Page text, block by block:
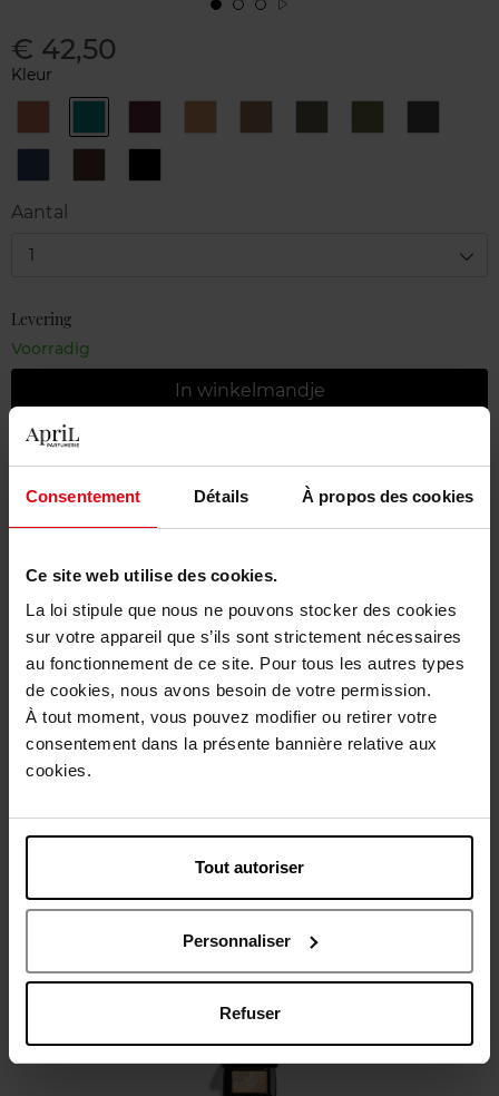
Consentement Détails À propos des cookies
Ce site web utilise des cookies.
La loi stipule que nous ne pouvons stocker des cookies
sur votre appareil que s’ils sont strictement nécessaires
au fonctionnement de ce site. Pour tous les autres types
de cookies, nous avons besoin de votre permission.
À tout moment, vous pouvez modifier ou retirer votre
consentement dans la présente bannière relative aux
cookies.
Tout autoriser
Personnaliser
Refuser
€ 42,50
Kleur
CopperEmeraldBlack
Rose
Pearl TopazeBronzeKhaki
Steel
MarineHavanaBlack
Aantal
1
Levering
Voorradig
In winkelmandje
Gratis levering bij aankoop van min. 55€
Gratis retour in je winkelpunt
Gratis verpakking
Beschrijving
Gebruiksadvies
Karakteristieken
Review